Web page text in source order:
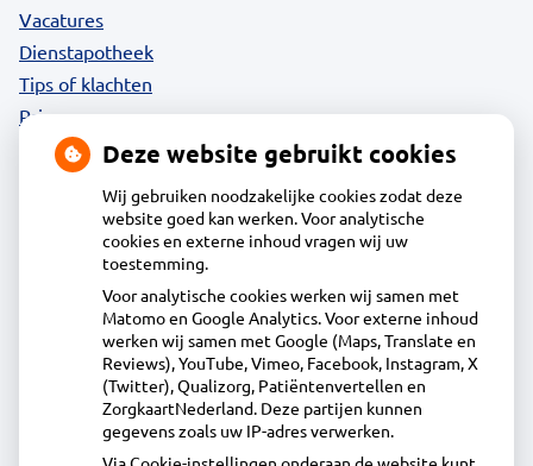
Vacatures
Dienstapotheek
Tips of klachten
Privacy
Acdapha Apotheek Volendam
Herculeslaan 1, 1131MR Volendam
0299-363480
info@apotheekvolendam.nl
Inschrijven
Deze website gebruikt cookies
Wij gebruiken noodzakelijke cookies zodat deze
website goed kan werken. Voor analytische
cookies en externe inhoud vragen wij uw
toestemming.
Voor analytische cookies werken wij samen met
Matomo en Google Analytics. Voor externe inhoud
werken wij samen met Google (Maps, Translate en
Reviews), YouTube, Vimeo, Facebook, Instagram, X
(Twitter), Qualizorg, Patiëntenvertellen en
ZorgkaartNederland. Deze partijen kunnen
gegevens zoals uw IP-adres verwerken.